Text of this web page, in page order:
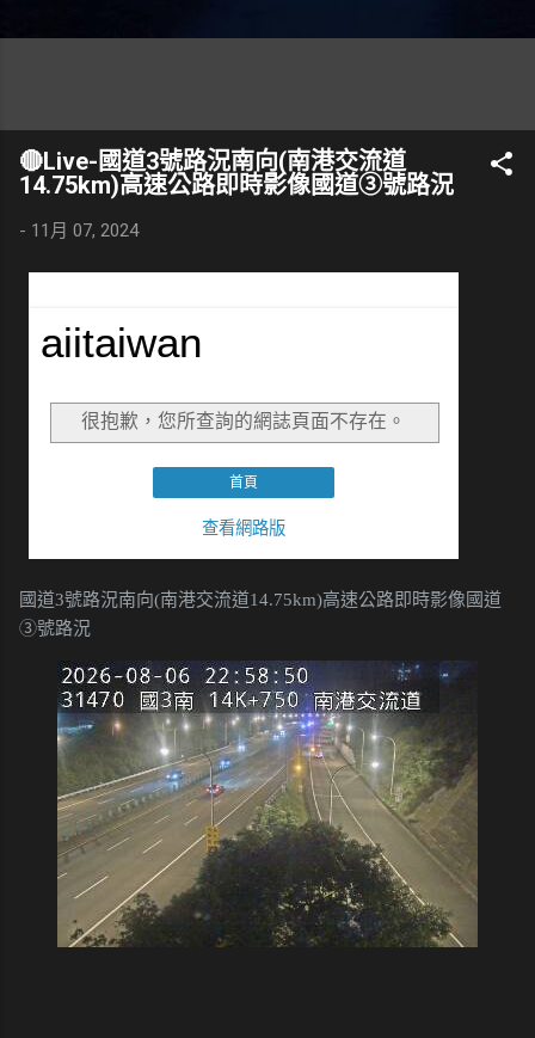
🔴Live-國道3號路況南向(南港交流道
14.75km)高速公路即時影像國道③號路況
- 11月 07, 2024
國道3號路況南向(南港交流道14.75km)高速公路即時影像國道
③號路況